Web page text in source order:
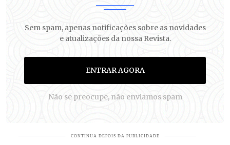
Sem spam, apenas notificações sobre as novidades
e atualizações da nossa Revista.
ENTRAR AGORA
Não se preocupe, não enviamos spam